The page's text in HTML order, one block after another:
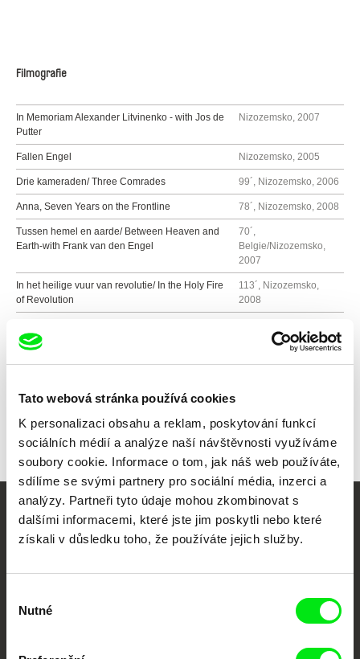
Tato webová stránka používá cookies
K personalizaci obsahu a reklam, poskytování funkcí
sociálních médií a analýze naší návštěvnosti využíváme
soubory cookie. Informace o tom, jak náš web používáte,
sdílíme se svými partnery pro sociální média, inzerci a
analýzy. Partneři tyto údaje mohou zkombinovat s
dalšími informacemi, které jste jim poskytli nebo které
získali v důsledku toho, že používáte jejich služby.
souhlasu
Nutné
Filmografie
In Memoriam Alexander Litvinenko - with Jos de
Putter
Nizozemsko, 2007
Fallen Engel Nizozemsko, 2005
Drie kameraden/ Three Comrades 99´, Nizozemsko, 2006
Anna, Seven Years on the Frontline 78´, Nizozemsko, 2008
Tussen hemel en aarde/ Between Heaven and
Earth-with Frank van den Engel
70´,
Belgie/Nizozemsko,
2007
In het heilige vuur van revolutie/ In the Holy Fire
of Revolution
113´, Nizozemsko,
2008
Vaše online